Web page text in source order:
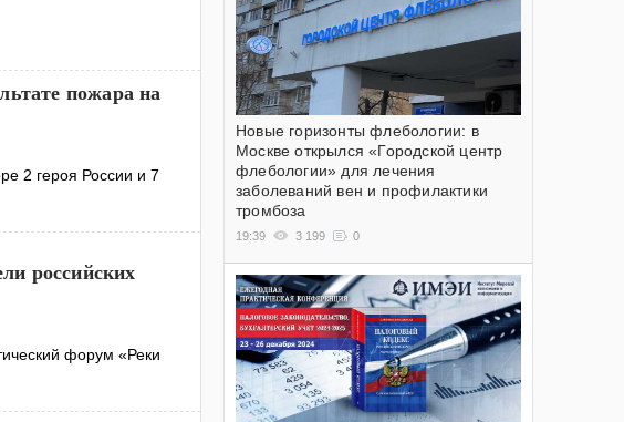
пожара на
2 героя России и 7
российских
форум «Реки
Новые горизонты флебологии: в
Москве открылся «Городской центр
флебологии» для лечения
заболеваний вен и профилактики
тромбоза
19:39 3 199 0